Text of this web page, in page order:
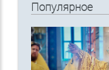
Популярное